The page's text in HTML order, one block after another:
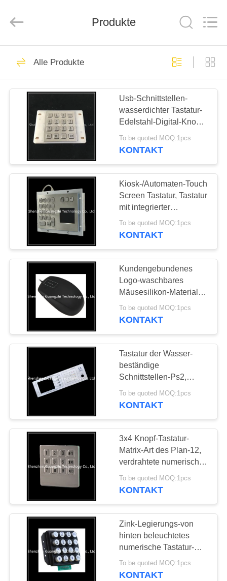
HAUS
PRODUKTE
ÜBER
FABRIK-
AUSFLUG
QUALITÄTSKONTROLLE
TRETEN
SIE
UNS
VERBINDUNG
FORDERN
ZITAT
SITEMAP
PRIVACY
Rights
Reserved.
Metall
Zehnertastatur
Industrielle
numerische Tastatur
34
Von hinten
beleuchtete
numerische Tastatur
Eingebettete
numerische Tastatur
Industrielle
Tastaturen mit
Trackball
Produkte
Alle Produkte
Usb-Schnittstellen-
wasserdichter Tastatur-
Edelstahl-Digital-Knopf
mit
Hintergrundbeleuchtung
To be quoted MOQ:1pcs
KONTAKT
Kiosk-/Automaten-Touch
Screen Tastatur, Tastatur
mit integrierter
Berührungsfläche
To be quoted MOQ:1pcs
KONTAKT
Kundengebundenes
Logo-waschbares
Mäusesilikon-Material
Ip68 imprägniern Grad
To be quoted MOQ:1pcs
KONTAKT
Tastatur der Wasser-
beständige
Schnittstellen-Ps2,
Edelstahl-drahtlose
numerische Tastatur
To be quoted MOQ:1pcs
KONTAKT
3x4 Knopf-Tastatur-
Matrix-Art des Plan-12,
verdrahtete numerische
Tastatur für
Zugriffskontrolle
To be quoted MOQ:1pcs
KONTAKT
Zink-Legierungs-von
hinten beleuchtetes
numerische Tastatur-
Altern beständig mit
ABS-Rahmen
To be quoted MOQ:1pcs
KONTAKT